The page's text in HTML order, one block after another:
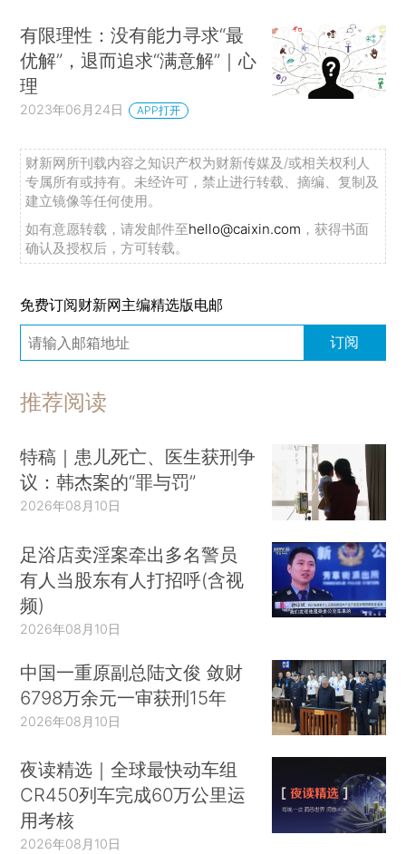
有限理性：没有能力寻求“最
优解”，退而追求“满意解”｜心
理
2023年06月24日 APP打开
财新网所刊载内容之知识产权为财新传媒及/或相关权利人
专属所有或持有。未经许可，禁止进行转载、摘编、复制及
建立镜像等任何使用。
如有意愿转载，请发邮件至hello@caixin.com ，获得书面
确认及授权后，方可转载。
免费订阅财新网主编精选版电邮
订阅
推荐阅读
特稿｜患儿死亡、医生获刑争
议：韩杰案的“罪与罚”
2026年08月10日
足浴店卖淫案牵出多名警员
有人当股东有人打招呼(含视
频)
2026年08月10日
中国一重原副总陆文俊 敛财
6798万余元一审获刑15年
2026年08月10日
夜读精选｜全球最快动车组
CR450列车完成60万公里运
用考核
2026年08月10日